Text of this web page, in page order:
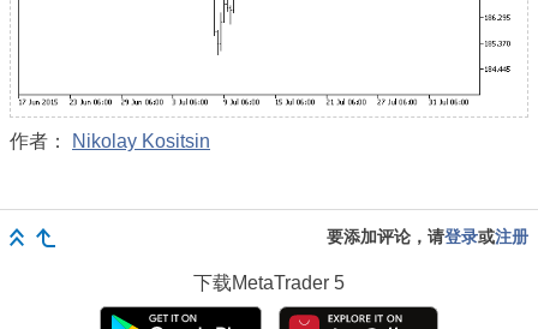
作者： Nikolay Kositsin
要添加评论，请登录或注册
下载MetaTrader 5